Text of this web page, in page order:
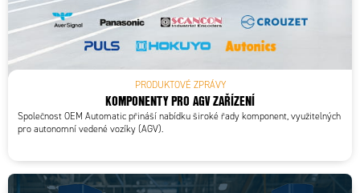
PRODUKTOVÉ ZPRÁVY
KOMPONENTY PRO AGV ZAŘÍZENÍ
Společnost OEM Automatic přináší nabídku široké řady komponent, využitelných
pro autonomní vedené vozíky (AGV).